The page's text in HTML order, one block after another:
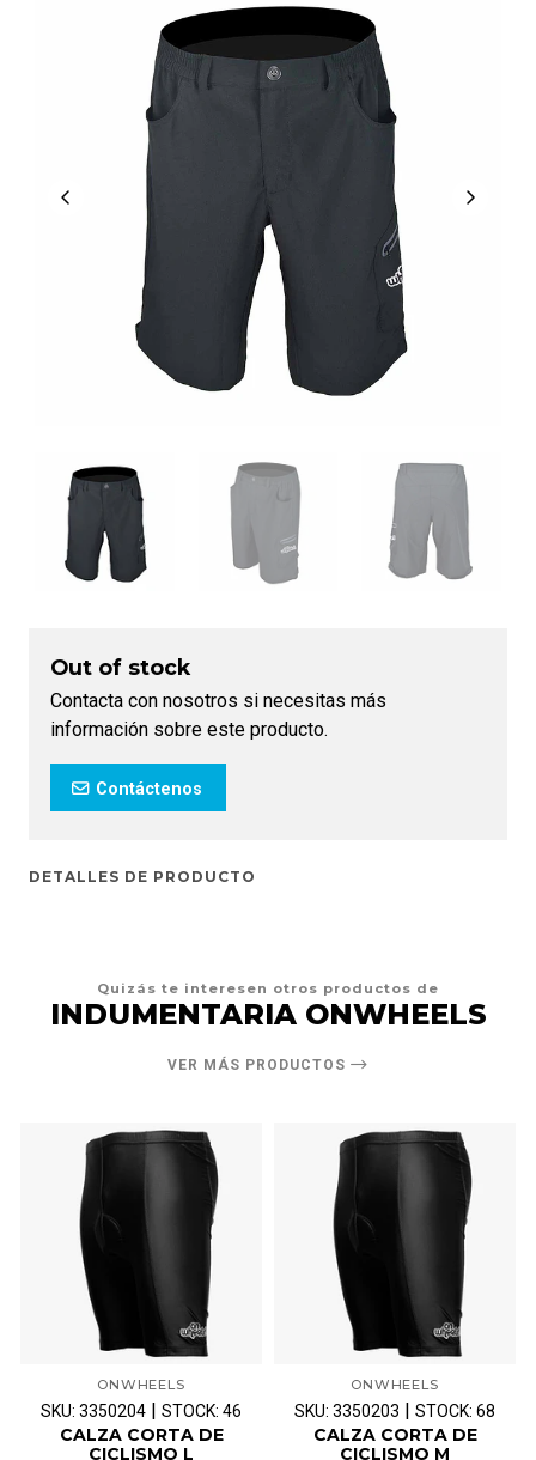
Out of stock
Contacta con nosotros si necesitas más
información sobre este producto.
Contáctenos
DETALLES DE PRODUCTO
Quizás te interesen otros productos de
INDUMENTARIA ONWHEELS
VER MÁS PRODUCTOS
ONWHEELS
SKU: 3350204 | STOCK: 46
CALZA CORTA DE
CICLISMO L
ONWHEELS
SKU: 3350203 | STOCK: 68
CALZA CORTA DE
CICLISMO M